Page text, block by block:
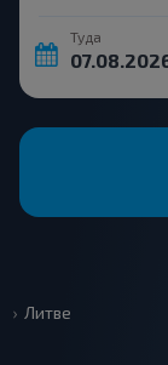
Туда
Литве